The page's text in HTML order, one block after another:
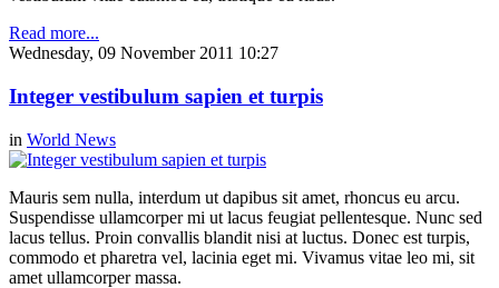
Read more...
Wednesday, 09 November 2011 10:27
Integer vestibulum sapien et turpis
in World News
Mauris sem nulla, interdum ut dapibus sit amet, rhoncus eu arcu.
Suspendisse ullamcorper mi ut lacus feugiat pellentesque. Nunc sed
lacus tellus. Proin convallis blandit nisi at luctus. Donec est turpis,
commodo et pharetra vel, lacinia eget mi. Vivamus vitae leo mi, sit
amet ullamcorper massa.